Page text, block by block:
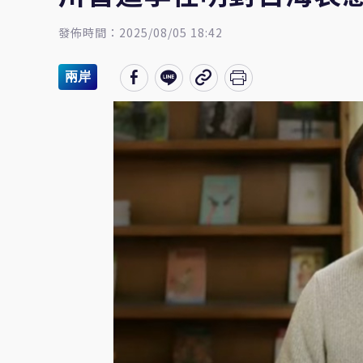
發佈時間：2025/08/05 18:42
兩岸